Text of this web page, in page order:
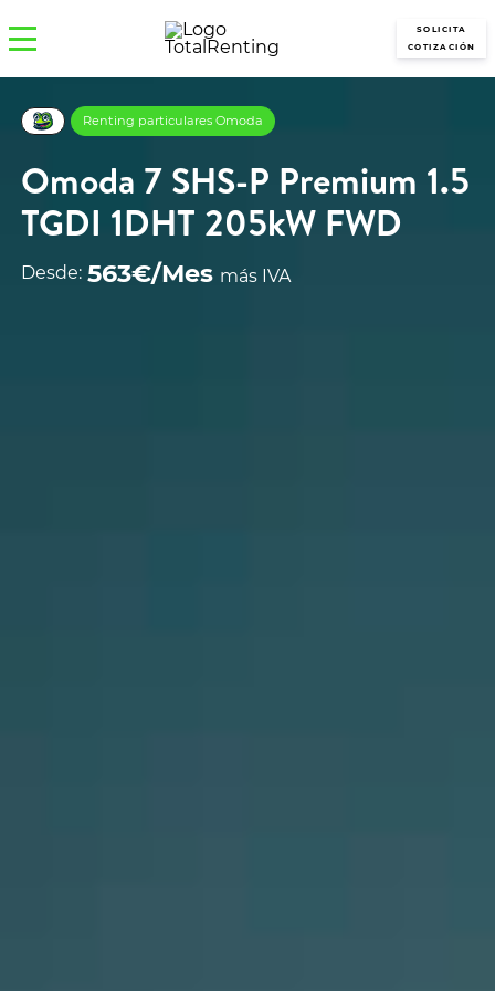
SOLICITA
COTIZACIÓN
Renting particulares Omoda
Omoda 7 SHS-P Premium 1.5
TGDI 1DHT 205kW FWD
Desde: 563€/Mes más IVA